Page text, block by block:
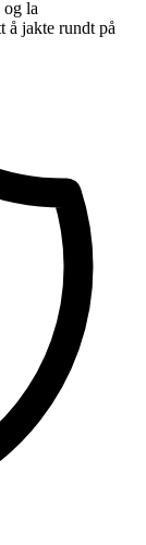
og la
å jakte rundt på